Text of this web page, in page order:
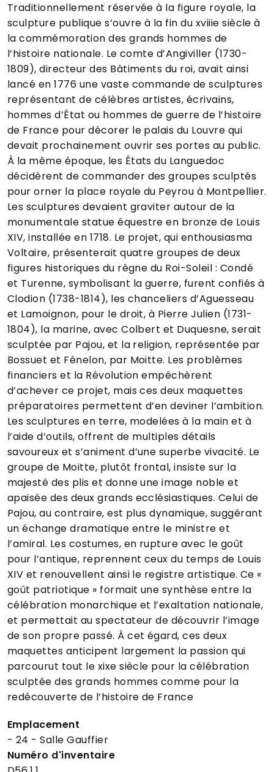
Traditionnellement réservée à la figure royale, la
sculpture publique s’ouvre à la fin du xviiie siècle à
la commémoration des grands hommes de
l’histoire nationale. Le comte d’Angiviller (1730-
1809), directeur des Bâtiments du roi, avait ainsi
lancé en 1776 une vaste commande de sculptures
représentant de célèbres artistes, écrivains,
hommes d’État ou hommes de guerre de l’histoire
de France pour décorer le palais du Louvre qui
devait prochainement ouvrir ses portes au public.
À la même époque, les États du Languedoc
décidèrent de commander des groupes sculptés
pour orner la place royale du Peyrou à Montpellier.
Les sculptures devaient graviter autour de la
monumentale statue équestre en bronze de Louis
XIV, installée en 1718. Le projet, qui enthousiasma
Voltaire, présenterait quatre groupes de deux
figures historiques du règne du Roi-Soleil : Condé
et Turenne, symbolisant la guerre, furent confiés à
Clodion (1738-1814), les chanceliers d’Aguesseau
et Lamoignon, pour le droit, à Pierre Julien (1731-
1804), la marine, avec Colbert et Duquesne, serait
sculptée par Pajou, et la religion, représentée par
Bossuet et Fénelon, par Moitte. Les problèmes
financiers et la Révolution empêchèrent
d’achever ce projet, mais ces deux maquettes
préparatoires permettent d’en deviner l’ambition.
Les sculptures en terre, modelées à la main et à
l’aide d’outils, offrent de multiples détails
savoureux et s’animent d’une superbe vivacité. Le
groupe de Moitte, plutôt frontal, insiste sur la
majesté des plis et donne une image noble et
apaisée des deux grands ecclésiastiques. Celui de
Pajou, au contraire, est plus dynamique, suggérant
un échange dramatique entre le ministre et
l’amiral. Les costumes, en rupture avec le goût
pour l’antique, reprennent ceux du temps de Louis
XIV et renouvellent ainsi le registre artistique. Ce «
goût patriotique » formait une synthèse entre la
célébration monarchique et l’exaltation nationale,
et permettait au spectateur de découvrir l’image
de son propre passé. À cet égard, ces deux
maquettes anticipent largement la passion qui
parcourut tout le xixe siècle pour la célébration
sculptée des grands hommes comme pour la
redécouverte de l’histoire de France
Emplacement
- 24 - Salle Gauffier
Numéro d'inventaire